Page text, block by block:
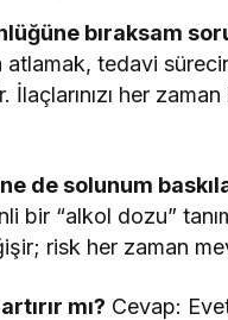
bıraksam
atlamak, tedavi
her
de solunum
“alkol dozu”
risk her zaman
mı? Cevap: